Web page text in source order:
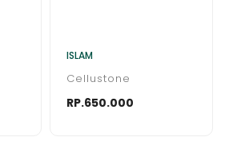
ISLAM
Cellustone
RP.650.000